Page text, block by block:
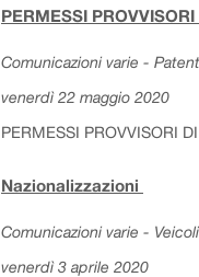
PERMESSI
Comunicazioni varie -
venerdì 22 maggio 2020
PERMESSI PROVVISORI
Nazionalizzazioni
Comunicazioni varie -
venerdì 3 aprile 2020